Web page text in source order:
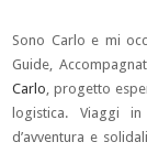
Sono Carlo e mi
Guide,
Carlo, progetto
logistica. Viaggi
d’avventura e